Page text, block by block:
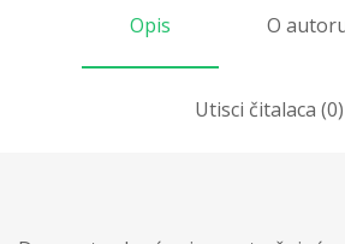
Opis O
Utisci čitalaca (0)